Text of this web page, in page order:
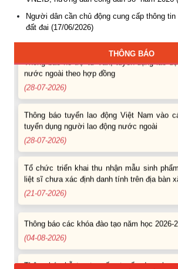
Người dân cần chủ động cung cấp thông
đất đai (17/06/2026)
THÔNG BÁO
(03-08-2026)
Thông báo hỗ trợ tư vấn, tuyển dụng lao
nước ngoài theo hợp đồng
(28-07-2026)
Thông báo tuyển lao động Việt Nam vào
tuyển dụng người lao động nước ngoài
(28-07-2026)
Tổ chức triển khai thu nhận mẫu sinh
liệt sĩ chưa xác định danh tính trên địa bàn
(21-07-2026)
(04-08-2026)
Thông báo hỗ trợ tư vấn, tuyển dụng lao
trong tỉnh